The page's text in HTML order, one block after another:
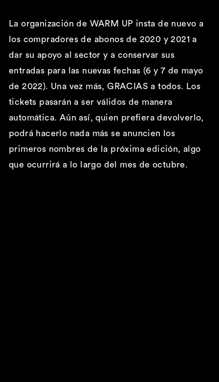
La organización de WARM UP insta de nuevo a
los compradores de abonos de 2020 y 2021 a
dar su apoyo al sector y a conservar sus
entradas para las nuevas fechas (6 y 7 de mayo
de 2022). Una vez más, GRACIAS a todos. Los
tickets pasarán a ser válidos de manera
automática. Aún así, quien prefiera devolverlo,
podrá hacerlo nada más se anuncien los
primeros nombres de la próxima edición, algo
que ocurrirá a lo largo del mes de octubre.